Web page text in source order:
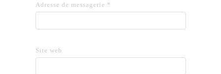
Adresse de messagerie *
Site web